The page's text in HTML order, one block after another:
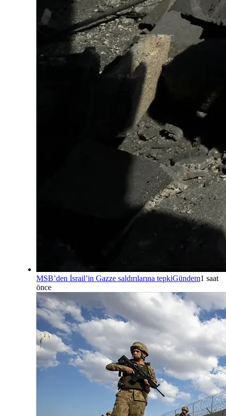
MSB’den İsrail’in Gazze saldırılarına tepkiGündem1 saat
önce